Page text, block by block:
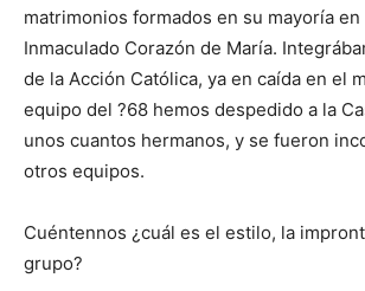
matrimonios formados en su mayoría en
Inmaculado Corazón de María.
de la Acción Católica, ya en caída en el
equipo del ?68 hemos despedido a la
unos cuantos hermanos, y se fueron
otros equipos.
Cuéntennos ¿cuál es el estilo, la
grupo?